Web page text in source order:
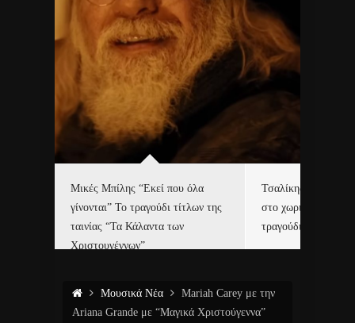
Μικές Μπίλης “Εκεί που όλα
γίνονται” Το τραγούδι τίτλων της
ταινίας “Τα Κάλαντα των
Χριστουγέννων”
Τσαλίκης,
στο χωριό του Άι
τραγούδι και video
Μουσικά Νέα
Mariah Carey με την
Ariana Grande με “Μαγικά Χριστούγεννα”